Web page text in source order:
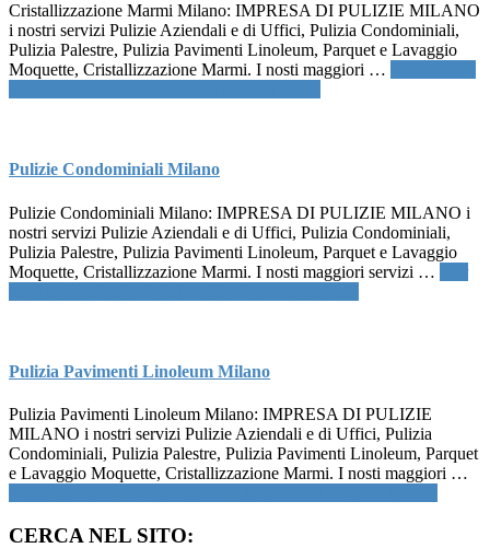
Cristallizzazione Marmi Milano: IMPRESA DI PULIZIE MILANO
i nostri servizi Pulizie Aziendali e di Uffici, Pulizia Condominiali,
Pulizia Palestre, Pulizia Pavimenti Linoleum, Parquet e Lavaggio
Moquette, Cristallizzazione Marmi. I nosti maggiori …
Pulizie Condominiali Milano
Pulizie Condominiali Milano: IMPRESA DI PULIZIE MILANO i
nostri servizi Pulizie Aziendali e di Uffici, Pulizia Condominiali,
Pulizia Palestre, Pulizia Pavimenti Linoleum, Parquet e Lavaggio
Moquette, Cristallizzazione Marmi. I nosti maggiori servizi …
Pulizia Pavimenti Linoleum Milano
Pulizia Pavimenti Linoleum Milano: IMPRESA DI PULIZIE
MILANO i nostri servizi Pulizie Aziendali e di Uffici, Pulizia
Condominiali, Pulizia Palestre, Pulizia Pavimenti Linoleum, Parquet
e Lavaggio Moquette, Cristallizzazione Marmi. I nosti maggiori …
CERCA NEL SITO: